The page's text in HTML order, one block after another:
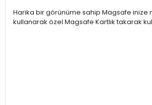
Harika bir görünüme sahip Magsafe inize
kullanarak özel Magsafe Kartlık takarak